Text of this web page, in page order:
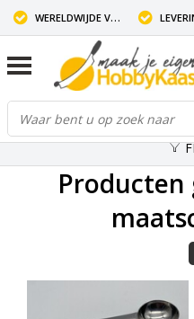
WERELDWIJDE VERZENDING LEVERING